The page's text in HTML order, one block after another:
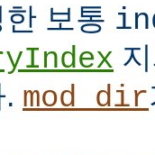
보통
mod_dir